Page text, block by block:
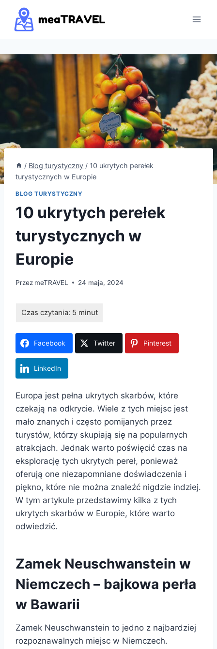
Przejdź
treści
/ Blog turystyczny / 10 ukrytych perełek
turystycznych w Europie
BLOG TURYSTYCZNY
10 ukrytych perełek
turystycznych w
Europie
Przez meTRAVEL 24 maja, 2024
Facebook Twitter Pinterest
LinkedIn
Europa jest pełna ukrytych skarbów, które
czekają na odkrycie. Wiele z tych miejsc jest
mało znanych i często pomijanych przez
turystów, którzy skupiają się na popularnych
atrakcjach. Jednak warto poświęcić czas na
eksplorację tych ukrytych pereł, ponieważ
oferują one niezapomniane doświadczenia i
piękno, które nie można znaleźć nigdzie indziej.
W tym artykule przedstawimy kilka z tych
ukrytych skarbów w Europie, które warto
odwiedzić.
Zamek Neuschwanstein w
Niemczech – bajkowa perła
w Bawarii
Zamek Neuschwanstein to jedno z najbardziej
rozpoznawalnych miejsc w Niemczech.